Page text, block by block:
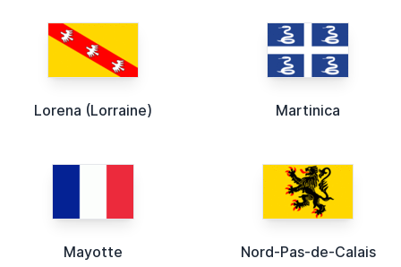
Lorena (Lorraine) Martinica
Mayotte Nord-Pas-de-Calais